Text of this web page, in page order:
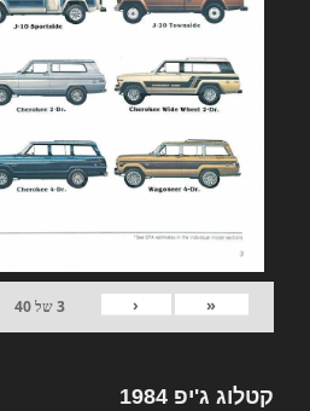
«
‹
3של40
קטלוג ג'יפ 1984